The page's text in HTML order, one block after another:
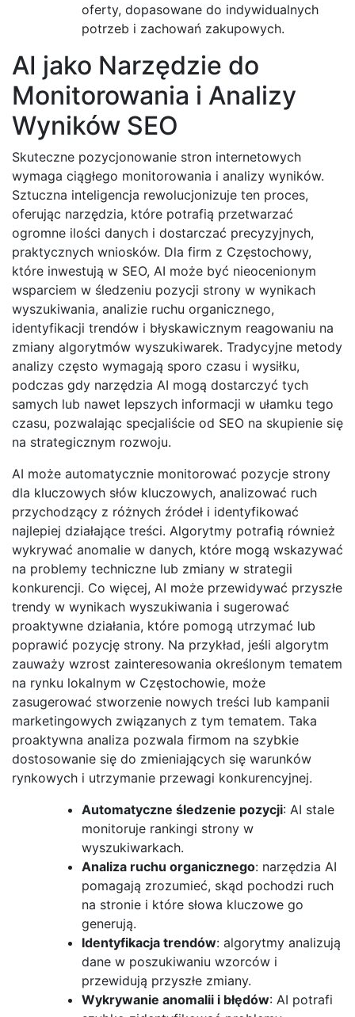
oferty, dopasowane do indywidualnych
potrzeb i zachowań zakupowych.
AI jako Narzędzie do
Monitorowania i Analizy
Wyników SEO
Skuteczne pozycjonowanie stron internetowych
wymaga ciągłego monitorowania i analizy wyników.
Sztuczna inteligencja rewolucjonizuje ten proces,
oferując narzędzia, które potrafią przetwarzać
ogromne ilości danych i dostarczać precyzyjnych,
praktycznych wniosków. Dla firm z Częstochowy,
które inwestują w SEO, AI może być nieocenionym
wsparciem w śledzeniu pozycji strony w wynikach
wyszukiwania, analizie ruchu organicznego,
identyfikacji trendów i błyskawicznym reagowaniu na
zmiany algorytmów wyszukiwarek. Tradycyjne metody
analizy często wymagają sporo czasu i wysiłku,
podczas gdy narzędzia AI mogą dostarczyć tych
samych lub nawet lepszych informacji w ułamku tego
czasu, pozwalając specjaliście od SEO na skupienie się
na strategicznym rozwoju.
AI może automatycznie monitorować pozycje strony
dla kluczowych słów kluczowych, analizować ruch
przychodzący z różnych źródeł i identyfikować
najlepiej działające treści. Algorytmy potrafią również
wykrywać anomalie w danych, które mogą wskazywać
na problemy techniczne lub zmiany w strategii
konkurencji. Co więcej, AI może przewidywać przyszłe
trendy w wynikach wyszukiwania i sugerować
proaktywne działania, które pomogą utrzymać lub
poprawić pozycję strony. Na przykład, jeśli algorytm
zauważy wzrost zainteresowania określonym tematem
na rynku lokalnym w Częstochowie, może
zasugerować stworzenie nowych treści lub kampanii
marketingowych związanych z tym tematem. Taka
proaktywna analiza pozwala firmom na szybkie
dostosowanie się do zmieniających się warunków
rynkowych i utrzymanie przewagi konkurencyjnej.
Automatyczne śledzenie pozycji: AI stale
monitoruje rankingi strony w
wyszukiwarkach.
Analiza ruchu organicznego: narzędzia AI
pomagają zrozumieć, skąd pochodzi ruch
na stronie i które słowa kluczowe go
generują.
Identyfikacja trendów: algorytmy analizują
dane w poszukiwaniu wzorców i
przewidują przyszłe zmiany.
Wykrywanie anomalii i błędów: AI potrafi